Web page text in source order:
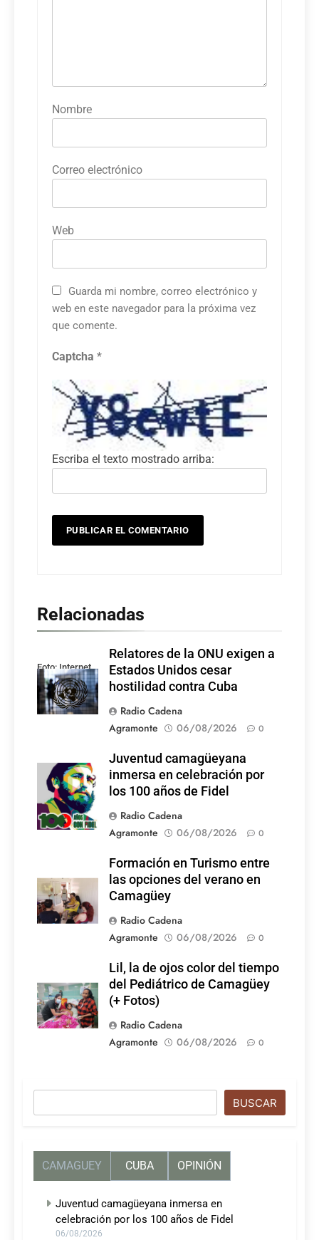
Nombre
Correo electrónico
Web
Guarda mi nombre, correo electrónico y
web en este navegador para la próxima vez
que comente.
Captcha *
Escriba el texto mostrado arriba:
Relacionadas
Foto: Internet
Relatores de la ONU exigen a
Estados Unidos cesar
hostilidad contra Cuba
Radio Cadena
Agramonte
06/08/2026 0
Foto: Internet
Juventud camagüeyana
inmersa en celebración por
los 100 años de Fidel
Radio Cadena
Agramonte
06/08/2026 0
Formación en Turismo entre
las opciones del verano en
Camagüey
Radio Cadena
Agramonte
06/08/2026 0
Lil, la de ojos color del tiempo
del Pediátrico de Camagüey
(+ Fotos)
Radio Cadena
Agramonte
06/08/2026 0
BUSCAR
CAMAGUEY CUBA OPINIÓN
Juventud camagüeyana inmersa en
celebración por los 100 años de Fidel
06/08/2026